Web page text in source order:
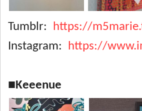
Tumblr: https://
Instagram: https://
■Keeenue